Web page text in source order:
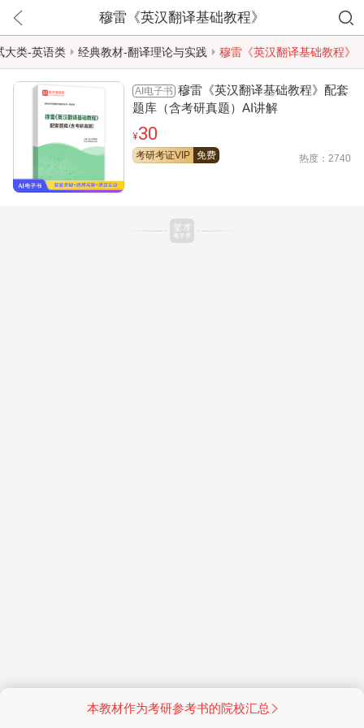
穆雷《英汉翻译基础教程》
大类-英语类 经典教材-翻译理论与实践 穆雷《英汉翻译基础教程》
AI电子书 穆雷《英汉翻译基础教程》配套
题库（含考研真题）AI讲解
¥30
考研考证VIP 免费 热度：2740
本教材作为考研参考书的院校汇总